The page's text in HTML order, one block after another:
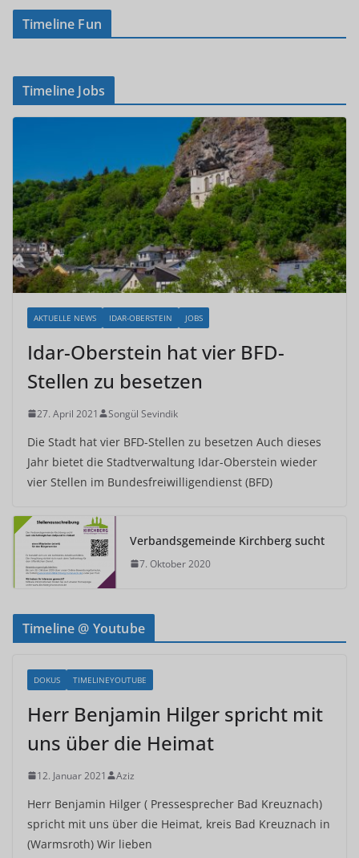
Timeline Fun
Timeline Jobs
AKTUELLE NEWS IDAR-OBERSTEIN JOBS
Idar-Oberstein hat vier BFD-
Stellen zu besetzen
27. April 2021 Songül Sevindik
Die Stadt hat vier BFD-Stellen zu besetzen Auch dieses
Jahr bietet die Stadtverwaltung Idar-Oberstein wieder
vier Stellen im Bundesfreiwilligendienst (BFD)
Verbandsgemeinde Kirchberg sucht
7. Oktober 2020
Timeline @ Youtube
DOKUS TIMELINEYOUTUBE
Herr Benjamin Hilger spricht mit
uns über die Heimat
12. Januar 2021 Aziz
Herr Benjamin Hilger ( Pressesprecher Bad Kreuznach)
spricht mit uns über die Heimat, kreis Bad Kreuznach in
(Warmsroth) Wir lieben